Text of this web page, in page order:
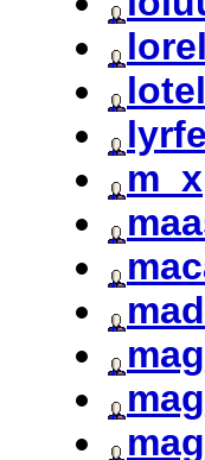
m_x